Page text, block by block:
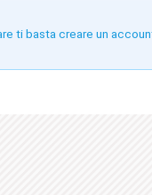
ti basta creare un